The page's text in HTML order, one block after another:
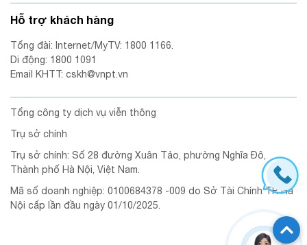
Hỗ trợ khách hàng
Tổng đài: Internet/MyTV: 1800 1166.
Di động: 1800 1091
Email KHTT: cskh@vnpt.vn
Tổng công ty dịch vụ viễn thông
Trụ sở chính
Trụ sở chính: Số 28 đường Xuân Tảo, phường Nghĩa Đô,
Thành phố Hà Nội, Việt Nam.
Mã số doanh nghiệp: 0100684378 -009 do Sở Tài Chính TP. Hà
Nội cấp lần đầu ngày 01/10/2025.